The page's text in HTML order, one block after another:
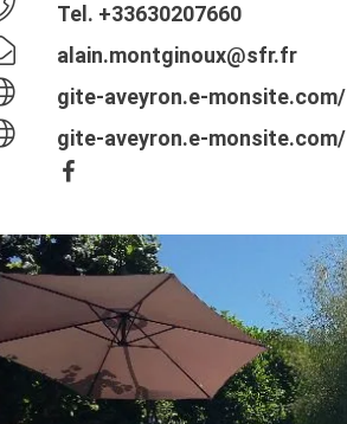
Tel. +33630207660
alain.montginoux@sfr.fr
gite-aveyron.e-monsite.com/
gite-aveyron.e-monsite.com/